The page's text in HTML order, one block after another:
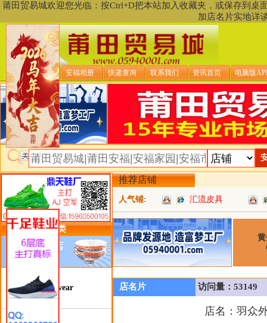
莆田贸易城欢迎您光临：按Ctrl+D把本站加入收藏夹，或保存到
加店名片实地详
贸易城首页 安福相册 快递查询 联系我们 资讯首页 电脑版
类目详细分类
鞋类-Footwear
推荐店铺
人气铺: 汇流皮具
店名片 访问量：53149
店名： 羽众